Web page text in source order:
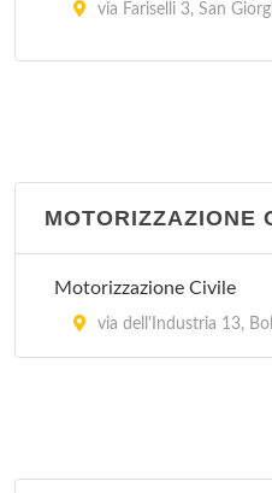
via Fariselli 3, San
Vergato
via Papa Giovanni XXIII
MOTORIZZAZIONE
Motorizzazione Civile
via dell'Industria 13,